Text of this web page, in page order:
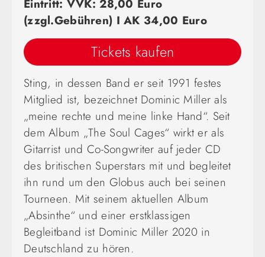
Eintritt: VVK: 28,00 Euro
(zzgl.Gebühren) I AK 34,00 Euro
Tickets kaufen
Sting, in dessen Band er seit 1991 festes
Mitglied ist, bezeichnet Dominic Miller als
„meine rechte und meine linke Hand“. Seit
dem Album „The Soul Cages“ wirkt er als
Gitarrist und Co-Songwriter auf jeder CD
des britischen Superstars mit und begleitet
ihn rund um den Globus auch bei seinen
Tourneen. Mit seinem aktuellen Album
„Absinthe“ und einer erstklassigen
Begleitband ist Dominic Miller 2020 in
Deutschland zu hören.